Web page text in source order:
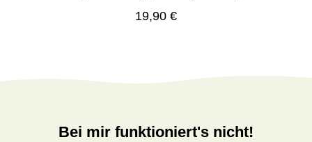
Regulärer Preis:
19,90 €
Bei mir funktioniert's nicht!